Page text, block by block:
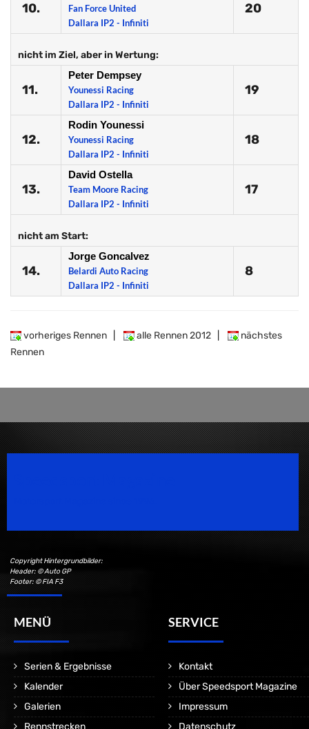
10.
Fan Force United
Dallara IP2 - Infiniti
20
nicht im Ziel, aber in Wertung:
11.
Peter Dempsey
Younessi Racing
Dallara IP2 - Infiniti
19
12.
Rodin Younessi
Younessi Racing
Dallara IP2 - Infiniti
18
13.
David Ostella
Team Moore Racing
Dallara IP2 - Infiniti
17
nicht am Start:
14.
Jorge Goncalvez
Belardi Auto Racing
Dallara IP2 - Infiniti
8
vorheriges Rennen alle Rennen 2012
nächstes
Rennen
Copyright Hintergrundbilder:
Header: © Auto GP
Footer: © FIA F3
MENÜ
Serien & Ergebnisse
Kalender
Galerien
Rennstrecken
SERVICE
Kontakt
Über Speedsport Magazine
Impressum
Datenschutz